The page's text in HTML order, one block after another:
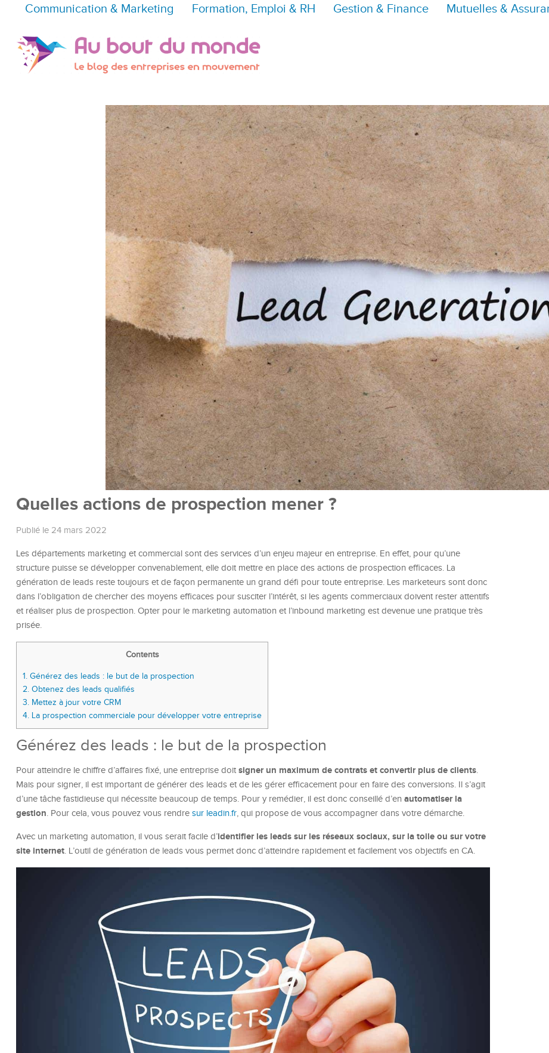
Communication & Marketing Formation, Emploi & RH Gestion & Finance Mutuelles &
Quelles actions de prospection mener ?
Publié le 24 mars 2022
Les départements marketing et commercial sont des services d’un enjeu majeur en entreprise. En effet, pour qu’une
structure puisse se développer convenablement, elle doit mettre en place des actions de prospection efficaces. La
génération de leads reste toujours et de façon permanente un grand défi pour toute entreprise. Les marketeurs sont donc
dans l’obligation de chercher des moyens efficaces pour susciter l’intérêt, si les agents commerciaux doivent rester attentifs
et réaliser plus de prospection. Opter pour le marketing automation et l’inbound marketing est devenue une pratique très
prisée.
Contents
1. Générez des leads : le but de la prospection
2. Obtenez des leads qualifiés
3. Mettez à jour votre CRM
4. La prospection commerciale pour développer votre entreprise
Générez des leads : le but de la prospection
Pour atteindre le chiffre d’affaires fixé, une entreprise doit signer un maximum de contrats et convertir plus de clients.
Mais pour signer, il est important de générer des leads et de les gérer efficacement pour en faire des conversions. Il s’agit
d’une tâche fastidieuse qui nécessite beaucoup de temps. Pour y remédier, il est donc conseillé d’en automatiser la
gestion. Pour cela, vous pouvez vous rendre sur leadin.fr, qui propose de vous accompagner dans votre démarche.
Avec un marketing automation, il vous serait facile d’identifier les leads sur les réseaux sociaux, sur la toile ou sur votre
site internet. L’outil de génération de leads vous permet donc d’atteindre rapidement et facilement vos objectifs en CA.